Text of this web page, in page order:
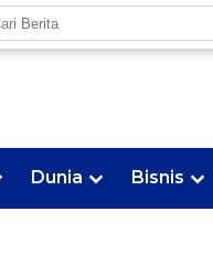
Dunia Bisnis